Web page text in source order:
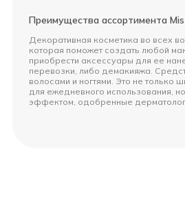
Преимущества ассортимента
Декоративная косметика во всех
которая поможет создать любой
приобрести аксессуары для ее
перевозки, либо демакияжа.
волосами и ногтями. Это не только
для ежедневного использования,
эффектом, одобренные